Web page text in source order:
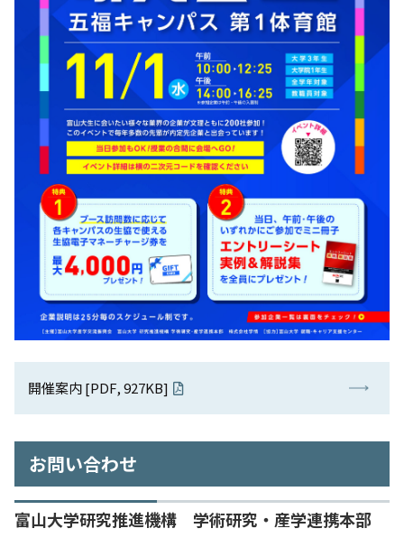
開催案内 [PDF, 927KB]
お問い合わせ
富山大学研究推進機構 学術研究・産学連携本部